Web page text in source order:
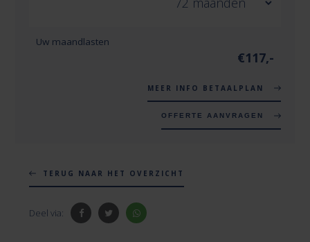
Uw maandlasten
€117,-
MEER INFO BETAALPLAN
OFFERTE AANVRAGEN
TERUG NAAR HET OVERZICHT
Deel via: